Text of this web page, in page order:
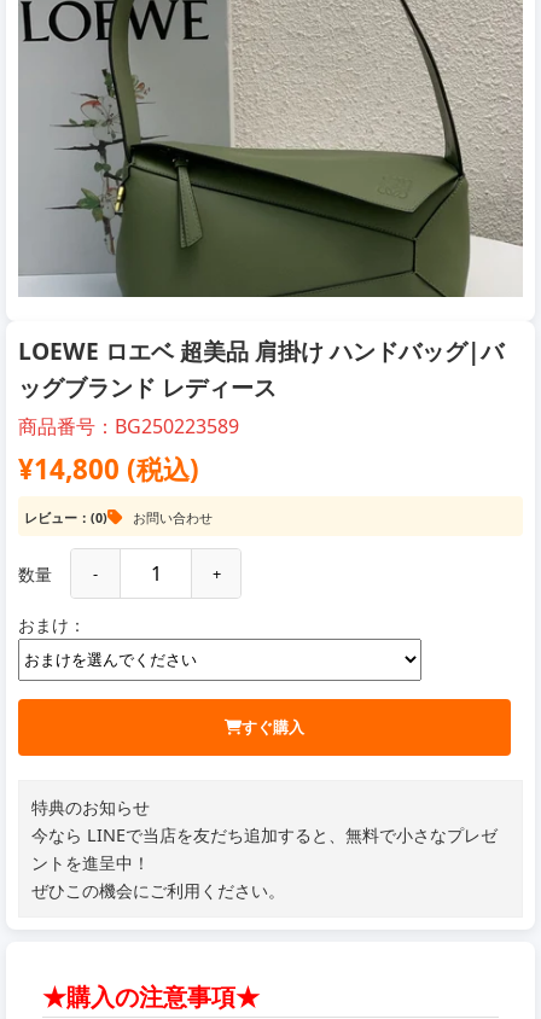
LOEWE ロエベ 超美品 肩掛け ハンドバッグ|バ
ッグブランド レディース
商品番号：BG250223589
¥14,800 (税込)
レビュー：(0) お問い合わせ
数量 - +
おまけ：
すぐ購入
特典のお知らせ
今なら LINEで当店を友だち追加すると、無料で小さなプレゼ
ントを進呈中！
ぜひこの機会にご利用ください。
★購入の注意事項★